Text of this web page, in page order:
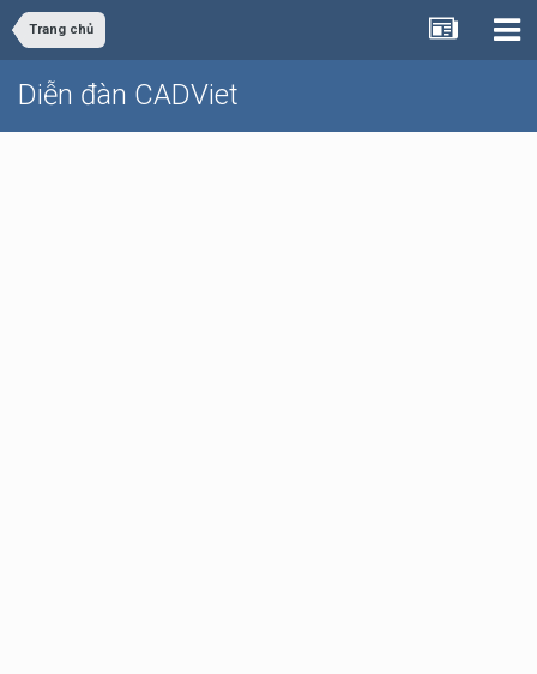
Trang chủ
Diễn đàn CADViet